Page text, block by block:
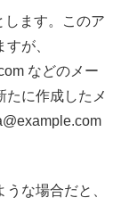
します。このア
が、
などのメー
たに作成したメ
な場合だと、